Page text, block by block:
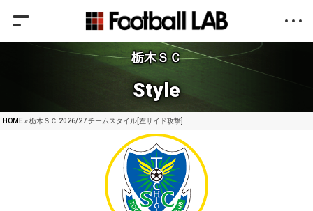
栃木ＳＣ
Style
HOME» 栃木ＳＣ 2026/27 チームスタイル[左サイド攻撃]